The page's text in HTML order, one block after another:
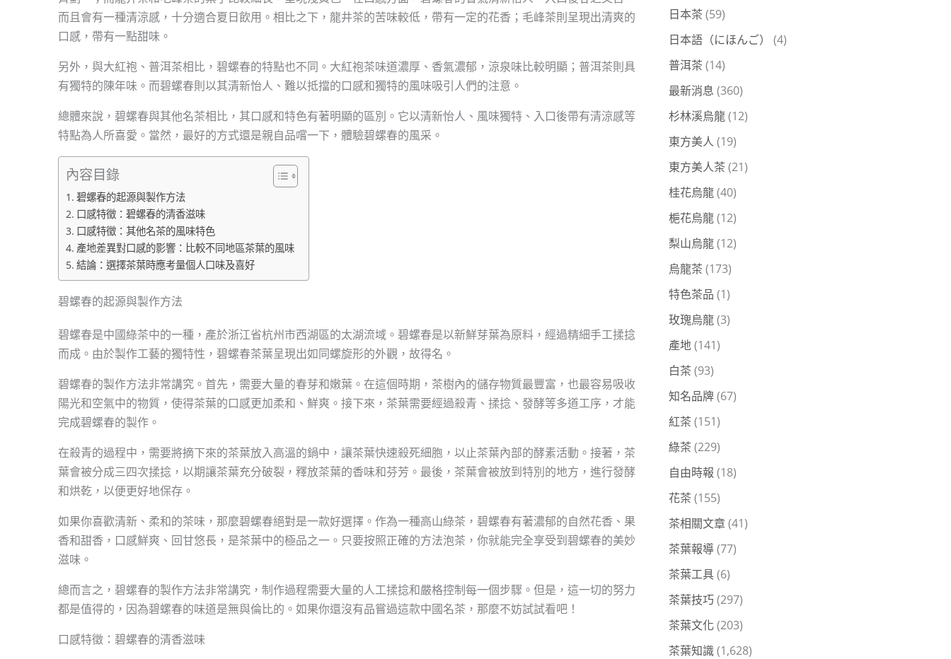
而且會有一種清涼感，十分適合夏日飲用。相比之下，龍井茶的苦味較低，帶有一定的花香；毛峰茶則呈現出清爽的
口感，帶有一點甜味。
另外，與大紅袍、普洱茶相比，碧螺春的特點也不同。大紅袍茶味道濃厚、香氣濃郁，涼泉味比較明顯；普洱茶則具
有獨特的陳年味。而碧螺春則以其清新怡人、難以抵擋的口感和獨特的風味吸引人們的注意。
總體來說，碧螺春與其他名茶相比，其口感和特色有著明顯的區別。它以清新怡人、風味獨特、入口後帶有清涼感等
特點為人所喜愛。當然，最好的方式還是親自品嚐一下，體驗碧螺春的風采。
內容目錄
碧螺春的起源與製作方法
口感特徵：碧螺春的清香滋味
口感特徵：其他名茶的風味特色
產地差異對口感的影響：比較不同地區茶葉的風味
結論：選擇茶葉時應考量個人口味及喜好
碧螺春的起源與製作方法
碧螺春是中國綠茶中的一種，產於浙江省杭州市西湖區的太湖流域。碧螺春是以新鮮芽葉為原料，經過精細手工揉捻
而成。由於製作工藝的獨特性，碧螺春茶葉呈現出如同螺旋形的外觀，故得名。
碧螺春的製作方法非常講究。首先，需要大量的春芽和嫩葉。在這個時期，茶樹內的儲存物質最豐富，也最容易吸收
陽光和空氣中的物質，使得茶葉的口感更加柔和、鮮爽。接下來，茶葉需要經過殺青、揉捻、發酵等多道工序，才能
完成碧螺春的製作。
在殺青的過程中，需要將摘下來的茶葉放入高溫的鍋中，讓茶葉快速殺死細胞，以止茶葉內部的酵素活動。接著，茶
葉會被分成三四次揉捻，以期讓茶葉充分破裂，釋放茶葉的香味和芬芳。最後，茶葉會被放到特別的地方，進行發酵
和烘乾，以便更好地保存。
如果你喜歡清新、柔和的茶味，那麼碧螺春絕對是一款好選擇。作為一種高山綠茶，碧螺春有著濃郁的自然花香、果
香和甜香，口感鮮爽、回甘悠長，是茶葉中的極品之一。只要按照正確的方法泡茶，你就能完全享受到碧螺春的美妙
滋味。
總而言之，碧螺春的製作方法非常講究，制作過程需要大量的人工揉捻和嚴格控制每一個步驟。但是，這一切的努力
都是值得的，因為碧螺春的味道是無與倫比的。如果你還沒有品嘗過這款中國名茶，那麼不妨試試看吧！
口感特徵：碧螺春的清香滋味
日本茶 (59)
日本語（にほんご）
(4)
普洱茶 (14)
最新消息 (360)
杉林溪烏龍(12)
東方美人 (19)
東方美人茶 (21)
桂花烏龍(40)
梔花烏龍(12)
梨山烏龍(12)
烏龍茶 (173)
特色茶品 (1)
玫瑰烏龍(3)
產地(141)
白茶 (93)
知名品牌(67)
紅茶 (151)
綠茶 (229)
自由時報 (18)
花茶 (155)
茶相關文章(41)
茶葉報導(77)
茶葉工具(6)
茶葉技巧(297)
茶葉文化 (203)
茶葉知識(1,628)